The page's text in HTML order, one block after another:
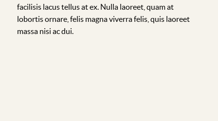
facilisis lacus tellus at ex. Nulla laoreet, quam at
lobortis ornare, felis magna viverra felis, quis laoreet
massa nisi ac dui.